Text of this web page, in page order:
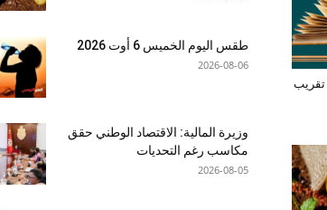
تقريب
طقس اليوم الخميس 6 أوت 2026
2026-08-06
وزيرة المالية: الاقتصاد الوطني حقق
مكاسب رغم التحديات
2026-08-05